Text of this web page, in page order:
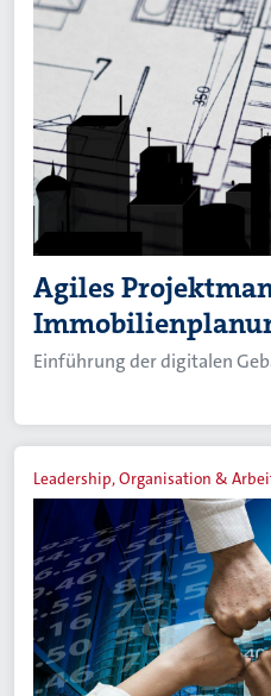
Agiles
Einführung der digitalen
Leadership, Organisation &